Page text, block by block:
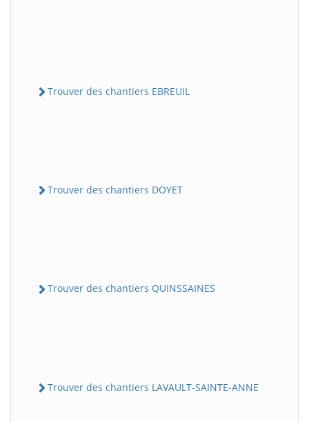
Trouver des chantiers EBREUIL
Trouver des chantiers DOYET
Trouver des chantiers QUINSSAINES
Trouver des chantiers LAVAULT-SAINTE-ANNE